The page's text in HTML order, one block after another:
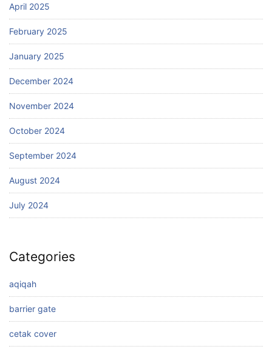
April 2025
February 2025
January 2025
December 2024
November 2024
October 2024
September 2024
August 2024
July 2024
Categories
aqiqah
barrier gate
cetak cover